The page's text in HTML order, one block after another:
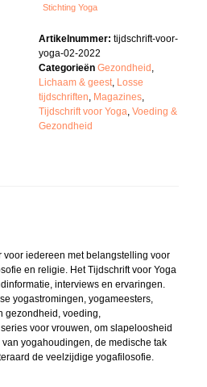
Stichting Yoga
Artikelnummer: tijdschrift-voor-
yoga-02-2022
Categorieën Gezondheid ,
Lichaam & geest, Losse
tijdschriften, Magazines,
Tijdschrift voor Yoga, Voeding &
Gezondheid
voor iedereen met belangstelling voor
en religie. Het Tijdschrift voor Yoga
interviews en ervaringen.
yogastromingen, yogameesters,
gezondheid, voeding,
voor vrouwen, om slapeloosheid
yogahoudingen, de medische tak
de veelzijdige yogafilosofie.